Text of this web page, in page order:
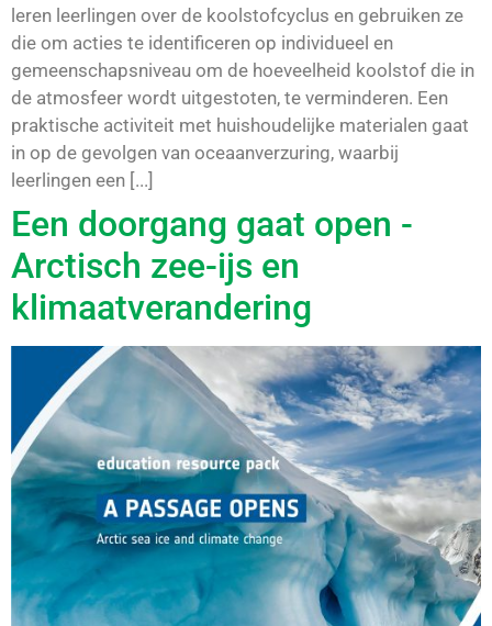
leren leerlingen over de koolstofcyclus en gebruiken ze
die om acties te identificeren op individueel en
gemeenschapsniveau om de hoeveelheid koolstof die in
de atmosfeer wordt uitgestoten, te verminderen. Een
praktische activiteit met huishoudelijke materialen gaat
in op de gevolgen van oceaanverzuring, waarbij
leerlingen een [...]
Een doorgang gaat open -
Arctisch zee-ijs en
klimaatverandering